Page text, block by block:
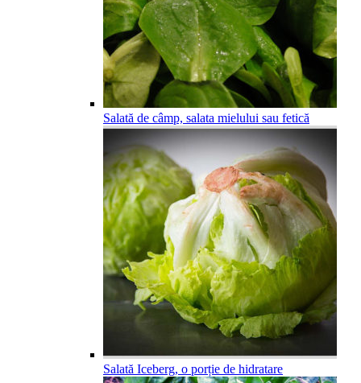
Salată de câmp, salata mielului sau fetică
Salată Iceberg, o porție de hidratare